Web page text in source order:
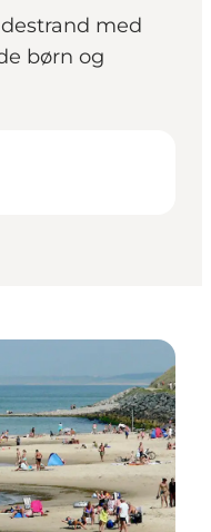
med
børn og